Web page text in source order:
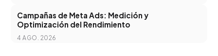
Campañas de Meta Ads: Medición y
Optimización del Rendimiento
4 AGO. 2026